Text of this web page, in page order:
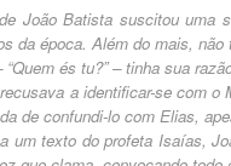
Batista suscitou uma série
da época. Além do mais,
és tu?” – tinha sua
a identificar-se com o
de confundi-lo com Elias,
do profeta Isaías, João